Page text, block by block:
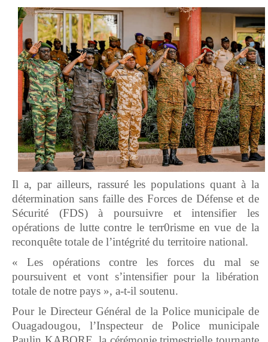
Il a, par ailleurs, rassuré les populations quant à la
détermination sans faille des Forces de Défense et de
Sécurité (FDS) à poursuivre et intensifier les
opérations de lutte contre le terr0risme en vue de la
reconquête totale de l’intégrité du territoire national.
« Les opérations contre les forces du mal se
poursuivent et vont s’intensifier pour la libération
totale de notre pays », a-t-il soutenu.
Pour le Directeur Général de la Police municipale de
Ouagadougou, l’Inspecteur de Police municipale